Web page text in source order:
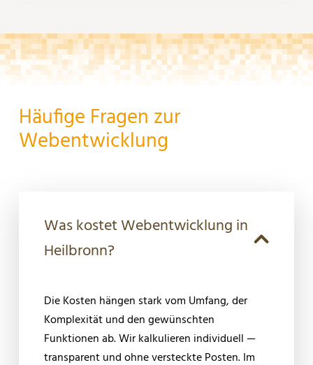
Häufige Fragen zur
Webentwicklung
Was kostet Webentwicklung in
Heilbronn?
Die Kosten hängen stark vom Umfang, der
Komplexität und den gewünschten
Funktionen ab. Wir kalkulieren individuell —
transparent und ohne versteckte Posten. Im